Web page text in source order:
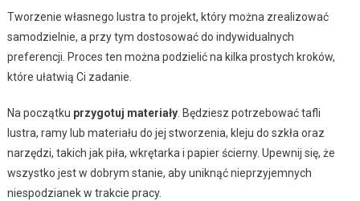
Tworzenie własnego lustra to projekt, który można zrealizować
samodzielnie, a przy tym dostosować do indywidualnych
preferencji. Proces ten można podzielić na kilka prostych kroków,
które ułatwią Ci zadanie.
Na początku przygotuj materiały. Będziesz potrzebować tafli
lustra, ramy lub materiału do jej stworzenia, kleju do szkła oraz
narzędzi, takich jak piła, wkrętarka i papier ścierny. Upewnij się, że
wszystko jest w dobrym stanie, aby uniknąć nieprzyjemnych
niespodzianek w trakcie pracy.